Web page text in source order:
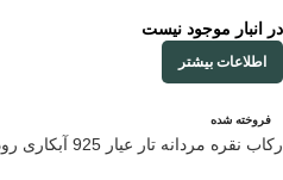
در انبار موجود نیست
اطلاعات بیشتر
فروخته شده
رکاب نقره مردانه تار عیار 925 آبکاری رودیوم